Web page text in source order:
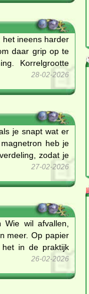
ineens harder
daar grip op te
Korrelgrootte
28-02-2026
je snapt wat er
heb je
zodat je
27-02-2026
wil afvallen,
meer. Op papier
het in de praktijk
26-02-2026